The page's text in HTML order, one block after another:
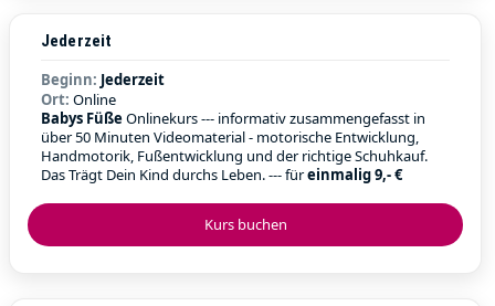
Kurs buchen
Jederzeit
Beginn: Jederzeit
Ort: Online
Babys FüßeOnlinekurs --- informativ zusammengefasst in
über 50 Minuten Videomaterial - motorische Entwicklung,
Handmotorik, Fußentwicklung und der richtige Schuhkauf.
Das Trägt Dein Kind durchs Leben. --- füreinmalig 9,- €